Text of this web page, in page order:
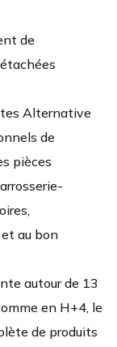
de
Alternative
de
pièces
au bon
autour de 13
en H+4, le
de produits